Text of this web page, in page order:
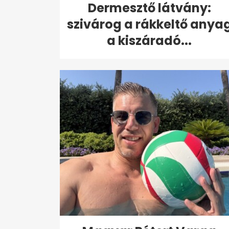
Dermesztő látvány:
szivárog a rákkeltő
a kiszáradó...